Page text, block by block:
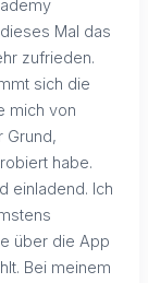
Mal das
zufrieden.
sich die
mich von
Grund,
habe.
einladend. Ich
über die App
Bei meinem